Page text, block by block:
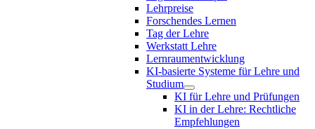
Lehrpreise
Forschendes Lernen
Tag der Lehre
Werkstatt Lehre
Lernraumentwicklung
KI-basierte Systeme für Lehre und
Studium
KI für Lehre und Prüfungen
KI in der Lehre: Rechtliche
Empfehlungen